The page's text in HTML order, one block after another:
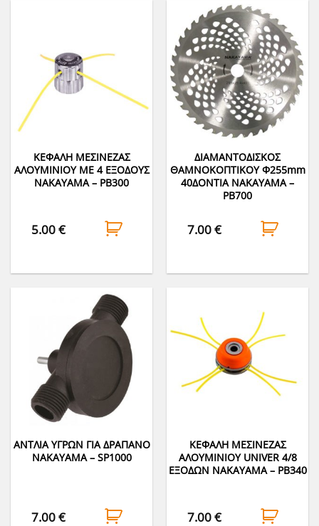
ΚΕΦΑΛΗ ΜΕΣΙΝΕΖΑΣ
ΑΛΟΥΜΙΝΙΟΥ ΜΕ 4 ΕΞΟΔΟΥΣ
NAKAYAMA – PB300
5.00€
ΔΙΑΜΑΝΤΟΔΙΣΚΟΣ
ΘΑΜΝΟΚΟΠΤΙΚΟΥ Φ255mm
40ΔΟΝΤΙΑ NAKAYAMA –
PB700
7.00€
ΑΝΤΛΙΑ ΥΓΡΩΝ ΓΙΑ ΔΡΑΠΑΝΟ
NAKAYAMA – SP1000
7.00€
ΚΕΦΑΛΗ ΜΕΣΙΝΕΖΑΣ
ΑΛΟΥΜΙΝΙΟΥ UNIVER 4/8
ΕΞΟΔΩΝ NAKAYAMA – PB340
7.00€